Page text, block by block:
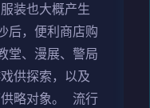
装也大概产生
后，便利商店购
堂、漫展、警局
供探索，以及
略对象。 流行